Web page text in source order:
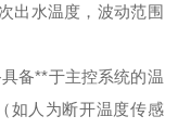
出水温度，波动范围
备**于主控系统的温
如人为断开温度传感